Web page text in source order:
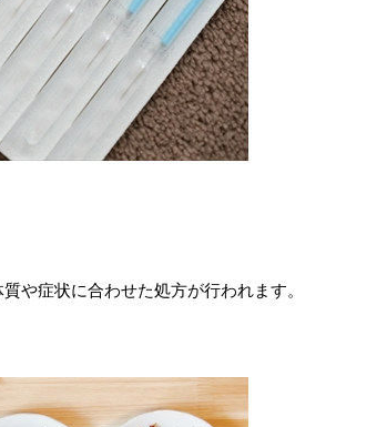
や症状に合わせた処方が行われます。